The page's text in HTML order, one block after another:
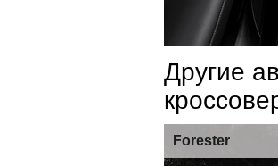
Другие
Forester